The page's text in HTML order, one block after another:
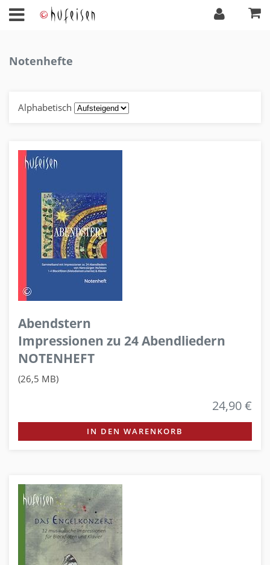
Notenhefte
Alphabetisch
Abendstern
Impressionen zu 24 Abendliedern
NOTENHEFT
(26,5 MB)
24,90 €
IN DEN WARENKORB